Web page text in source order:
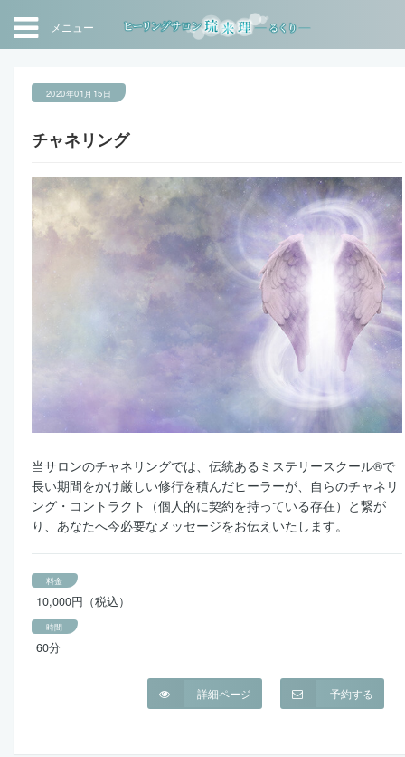
メニュー
2020年01月15日
チャネリング
当サロンのチャネリングでは、伝統あるミステリースクール®で
長い期間をかけ厳しい修行を積んだヒーラーが、自らのチャネリ
ング・コントラクト（個人的に契約を持っている存在）と繋が
り、あなたへ今必要なメッセージをお伝えいたします。
料金
10,000円（税込）
時間
60分
予約する
詳細ページ